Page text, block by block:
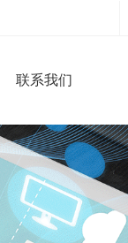
联系我们